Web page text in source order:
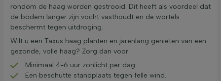
rondom de haag worden gestrooid. Dit heeft als voordeel dat
de bodem langer zijn vocht vasthoudt en de wortels
beschermt tegen uitdroging.
Wilt u een Taxus haag planten en jarenlang genieten van een
gezonde, volle haag? Zorg dan voor:
Minimaal 4-6 uur zonlicht per dag.
Een beschutte standplaats tegen felle wind.